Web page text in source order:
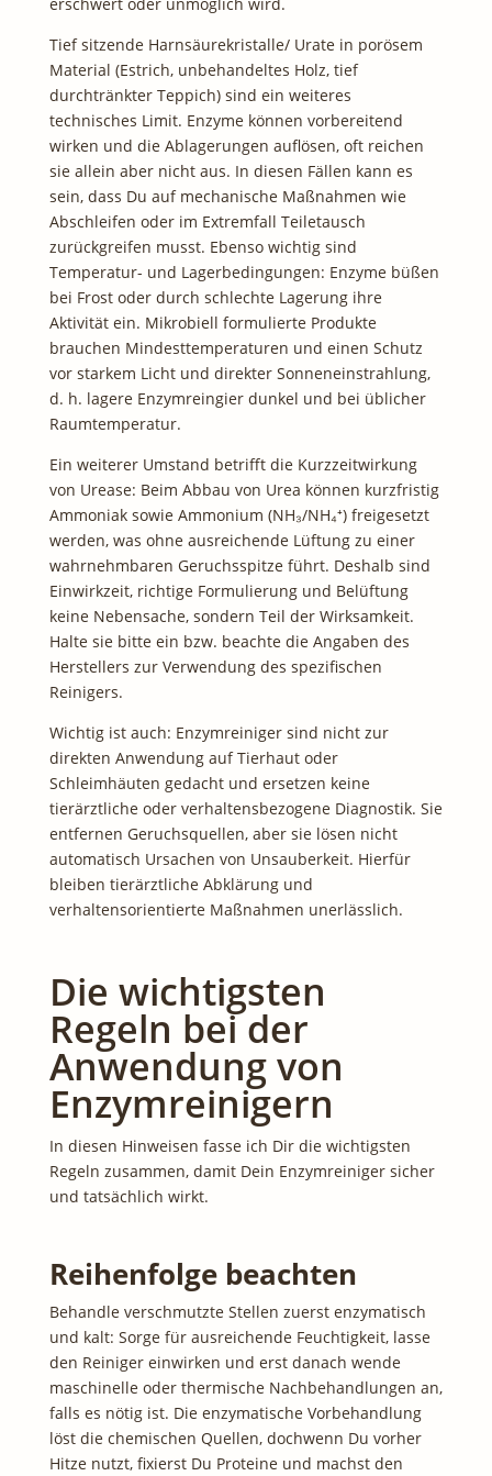
Tief sitzende Harnsäurekristalle/ Urate in porösem
Material (Estrich, unbehandeltes Holz, tief
durchtränkter Teppich) sind ein weiteres
technisches Limit. Enzyme können vorbereitend
wirken und die Ablagerungen auflösen, oft reichen
sie allein aber nicht aus. In diesen Fällen kann es
sein, dass Du auf mechanische Maßnahmen wie
Abschleifen oder im Extremfall Teiletausch
zurückgreifen musst. Ebenso wichtig sind
Temperatur- und Lagerbedingungen: Enzyme büßen
bei Frost oder durch schlechte Lagerung ihre
Aktivität ein. Mikrobiell formulierte Produkte
brauchen Mindesttemperaturen und einen Schutz
vor starkem Licht und direkter Sonneneinstrahlung,
d. h. lagere Enzymreingier dunkel und bei üblicher
Raumtemperatur.
Ein weiterer Umstand betrifft die Kurzzeitwirkung
von Urease: Beim Abbau von Urea können kurzfristig
Ammoniak sowie Ammonium (NH₃/NH₄⁺) freigesetzt
werden, was ohne ausreichende Lüftung zu einer
wahrnehmbaren Geruchsspitze führt. Deshalb sind
Einwirkzeit, richtige Formulierung und Belüftung
keine Nebensache, sondern Teil der Wirksamkeit.
Halte sie bitte ein bzw. beachte die Angaben des
Herstellers zur Verwendung des spezifischen
Reinigers.
Wichtig ist auch: Enzymreiniger sind nicht zur
direkten Anwendung auf Tierhaut oder
Schleimhäuten gedacht und ersetzen keine
tierärztliche oder verhaltensbezogene Diagnostik. Sie
entfernen Geruchsquellen, aber sie lösen nicht
automatisch Ursachen von Unsauberkeit. Hierfür
bleiben tierärztliche Abklärung und
verhaltensorientierte Maßnahmen unerlässlich.
Die wichtigsten
Regeln bei der
Anwendung von
Enzymreinigern
In diesen Hinweisen fasse ich Dir die wichtigsten
Regeln zusammen, damit Dein Enzymreiniger sicher
und tatsächlich wirkt.
Reihenfolge beachten
Behandle verschmutzte Stellen zuerst enzymatisch
und kalt: Sorge für ausreichende Feuchtigkeit, lasse
den Reiniger einwirken und erst danach wende
maschinelle oder thermische Nachbehandlungen an,
falls es nötig ist. Die enzymatische Vorbehandlung
löst die chemischen Quellen, dochwenn Du vorher
Hitze nutzt, fixierst Du Proteine und machst den